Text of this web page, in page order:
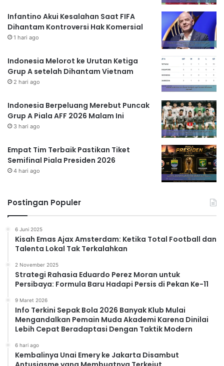
Infantino Akui Kesalahan Saat FIFA
Dihantam Kontroversi Hak Komersial
1 hari ago
Indonesia Melorot ke Urutan Ketiga
Grup A setelah Dihantam Vietnam
2 hari ago
Indonesia Berpeluang Merebut Puncak
Grup A Piala AFF 2026 Malam Ini
3 hari ago
Empat Tim Terbaik Pastikan Tiket
Semifinal Piala Presiden 2026
4 hari ago
Postingan Populer
6 Juni 2025
Kisah Emas Ajax Amsterdam: Ketika Total Football dan
Talenta Lokal Tak Terkalahkan
2 November 2025
Strategi Rahasia Eduardo Perez Moran untuk
Persibaya: Formula Baru Hadapi Persis di Pekan Ke-11
9 Maret 2026
Info Terkini Sepak Bola 2026 Banyak Klub Mulai
Mengandalkan Pemain Muda Akademi Karena Dinilai
Lebih Cepat Beradaptasi Dengan Taktik Modern
6 hari ago
Kembalinya Unai Emery ke Jakarta Disambut